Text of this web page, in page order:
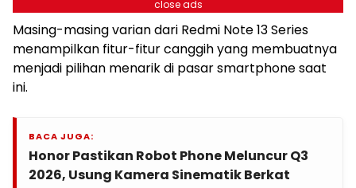
close ads
Masing-masing varian dari Redmi Note 13 Series
menampilkan fitur-fitur canggih yang membuatnya
menjadi pilihan menarik di pasar smartphone saat
ini.
BACA JUGA:
Honor Pastikan Robot Phone Meluncur Q3
2026, Usung Kamera Sinematik Berkat